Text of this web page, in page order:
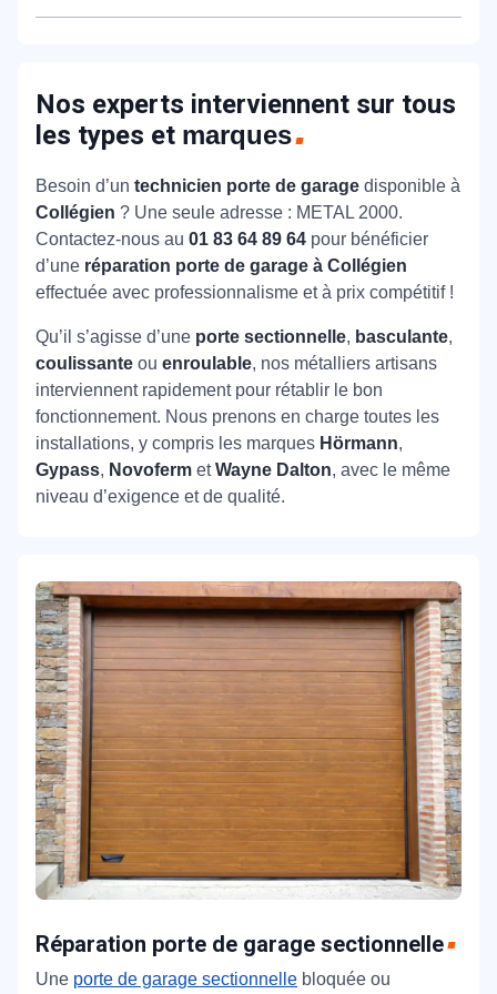
modernes pour identifier et résoudre la panne avec
établissons un diagnostic complet et un devis
gratuit. Le prix validé est le prix payé : zéro frais
caché, pour un contrôle total de votre budget.
Nos experts interviennent sur tous
les types et marques
Besoin d’un technicien porte de garage disponible à
Collégien ? Une seule adresse : METAL 2000.
Contactez-nous au 01 83 64 89 64 pour bénéficier
d’une réparation porte de garage à Collégien
effectuée avec professionnalisme et à prix compétitif !
Qu’il s’agisse d’une porte sectionnelle, basculante,
coulissante ou enroulable, nos métalliers artisans
interviennent rapidement pour rétablir le bon
fonctionnement. Nous prenons en charge toutes les
installations, y compris les marques Hörmann,
Gypass, Novoferm etWayne Dalton, avec le même
niveau d’exigence et de qualité.
Réparation porte de garage sectionnelle
Une porte de garage sectionnelle bloquée ou